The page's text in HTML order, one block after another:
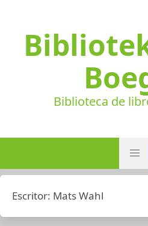
Biblioteca de
Escritor: Mats Wahl